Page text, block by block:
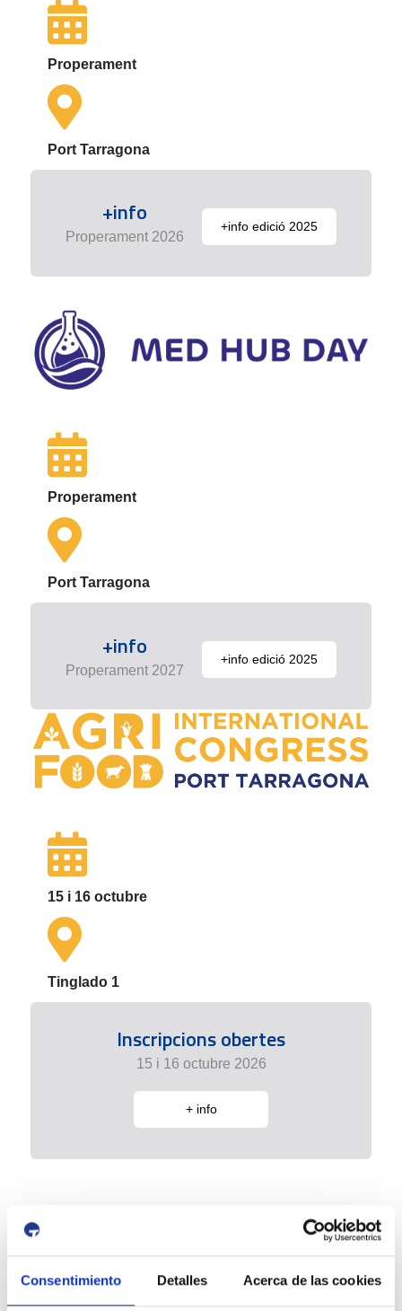
Consentimiento Detalles Acerca de las cookies
Properament
Port Tarragona
+info
Properament 2026
+info edició 2025
Properament
Port Tarragona
+info
Properament 2027
+info edició 2025
15 i 16 octubre
Tinglado 1
Inscripcions obertes
15 i 16 octubre 2026
+ info